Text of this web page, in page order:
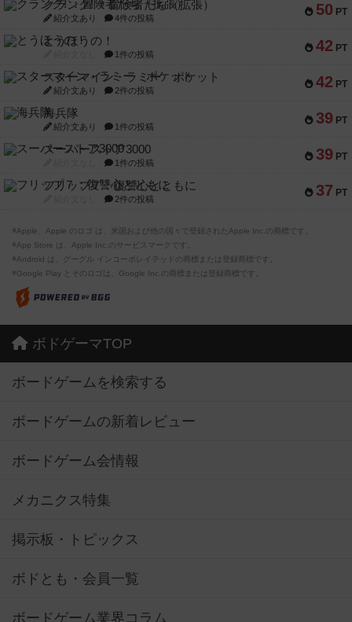
50 PT
クランク! ：冒険者たち（拡張）
紹介文あり 4件の投稿
42 PT
とうほうの！
1件の投稿
42 PT
スターマイン・ラミー ポケット
紹介文あり 2件の投稿
39 PT
海兵隊
紹介文あり 1件の投稿
39 PT
スーパーストア3000
1件の投稿
37 PT
フリップ７：復讐心とともに
2件の投稿
※Apple、Apple のロゴ は、米国および他の国々で登録されたApple Inc.の商標です。
※App Store は、Apple Inc.のサービスマークです。
※Android は、グーグル インコーポレイテッドの商標または登録商標です。
※Google Play とそのロゴは、Google Inc.の商標または登録商標です。
ボドゲーマTOP
ボードゲームを検索する
ボードゲームの新着レビュー
ボードゲーム会情報
メカニクス特集
掲示板・トピックス
ボドとも・会員一覧
ボードゲーム業界コラム